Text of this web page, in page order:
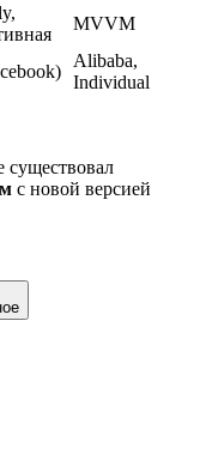
MVVM
Alibaba,
Individual
существовал
с новой версией